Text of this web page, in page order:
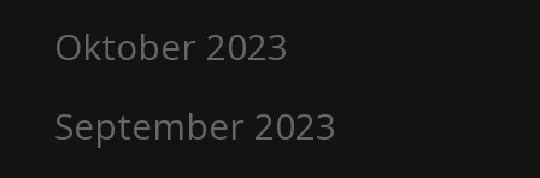
Oktober 2023
September 2023